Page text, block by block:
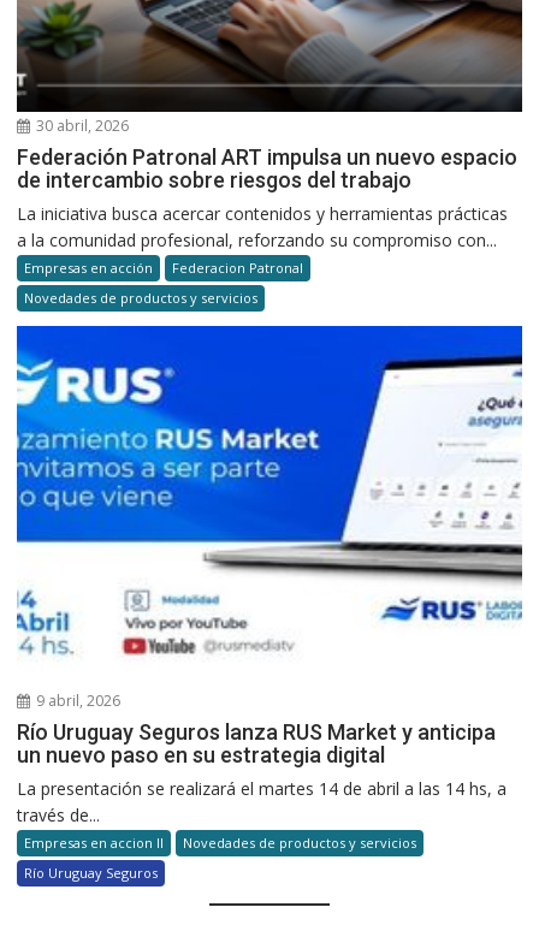
30 abril, 2026
Federación Patronal ART impulsa un nuevo espacio
de intercambio sobre riesgos del trabajo
La iniciativa busca acercar contenidos y herramientas prácticas
a la comunidad profesional, reforzando su compromiso con...
Empresas en acción
Federacion Patronal
Novedades de productos y servicios
9 abril, 2026
Río Uruguay Seguros lanza RUS Market y anticipa
un nuevo paso en su estrategia digital
La presentación se realizará el martes 14 de abril a las 14 hs, a
través de...
Empresas en accion II
Novedades de productos y servicios
Río Uruguay Seguros